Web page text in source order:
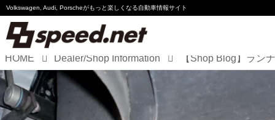
Volkswagen, Audi, Porscheがもっと楽しくなる自動車情報サイト
Volkswagen
Audi
HOME Dealer/Shop Information